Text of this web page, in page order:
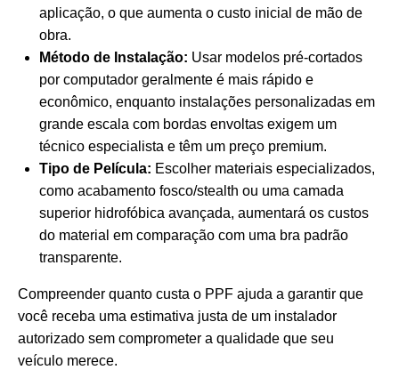
aplicação, o que aumenta o custo inicial de mão de
obra.
Método de Instalação: Usar modelos pré-cortados
por computador geralmente é mais rápido e
econômico, enquanto instalações personalizadas em
grande escala com bordas envoltas exigem um
técnico especialista e têm um preço premium.
Tipo de Película: Escolher materiais especializados,
como acabamento fosco/stealth ou uma camada
superior hidrofóbica avançada, aumentará os custos
do material em comparação com uma bra padrão
transparente.
Compreender quanto custa o PPF ajuda a garantir que
você receba uma estimativa justa de um instalador
autorizado sem comprometer a qualidade que seu
veículo merece.